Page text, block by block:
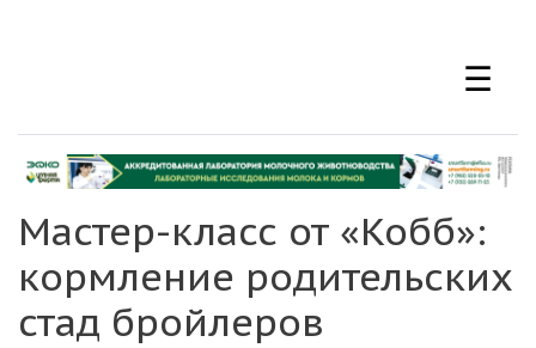
☰
Мастер-класс от «Кобб»:
кормление родительских
стад бройлеров